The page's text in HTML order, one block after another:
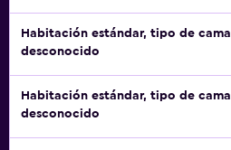
Habitación estándar, tipo de cama
desconocido
Habitación estándar, tipo de cama
desconocido